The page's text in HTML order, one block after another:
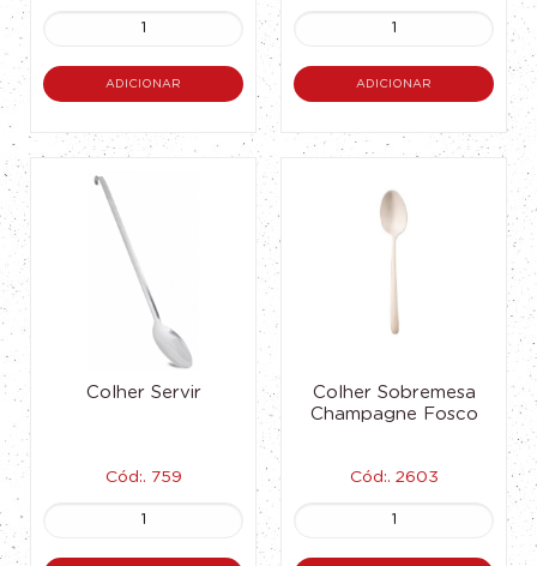
ADICIONAR ADICIONAR
Colher Servir
Cód:. 759
Colher Sobremesa
Champagne Fosco
Cód:. 2603